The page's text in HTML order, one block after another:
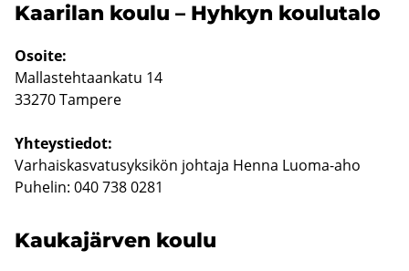
Kaa­ri­lan koulu – Hyh­kyn kou­lu­ta­lo
Osoi­te:
Mal­las­teh­taan­ka­tu 14
33270 Tam­pe­re
Yh­teys­tie­dot:
Var­hais­kas­va­tusyk­si­kön joh­ta­ja Henna Luoma-​aho
Pu­he­lin: 040 738 0281
Kau­ka­jär­ven koulu